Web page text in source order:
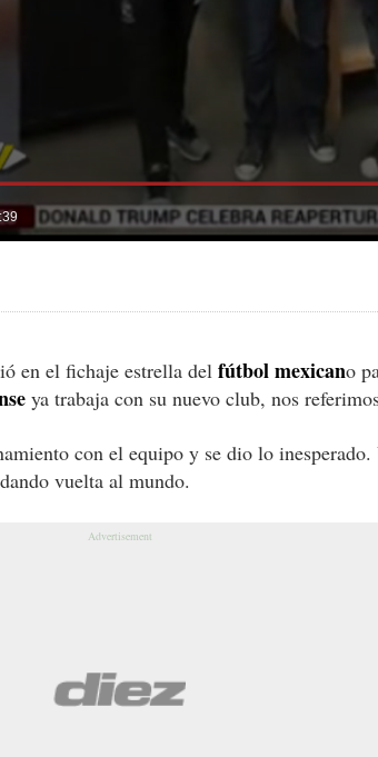
en el fichaje estrella del fútbol mexicano
ya trabaja con su nuevo club, nos
con el equipo y se dio lo inesperado.
vuelta al mundo.